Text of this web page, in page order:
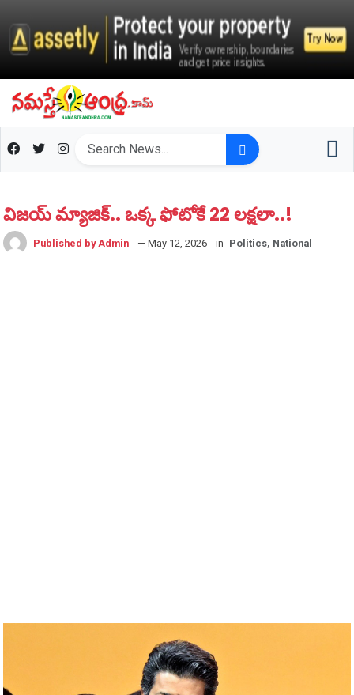
విజ‌య్ మ్యాజిక్.. ఒక్క ఫోటోకే 22 ల‌క్ష‌లా..!
Published by Admin — May 12, 2026 in Politics, National